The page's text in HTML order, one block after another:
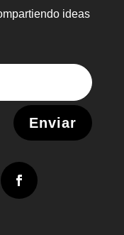
ideas
Enviar